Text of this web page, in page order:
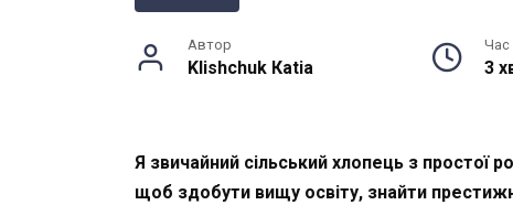
Автор
Klishchuk Кatia
Час
3
Я звичайний сільський хлопець з простої
щоб здобути вищу освіту, знайти